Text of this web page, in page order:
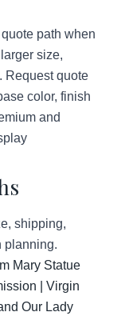
path when
size,
Request quote
color, finish
and
shipping,
planning.
Mary Statue
| Virgin
Our Lady